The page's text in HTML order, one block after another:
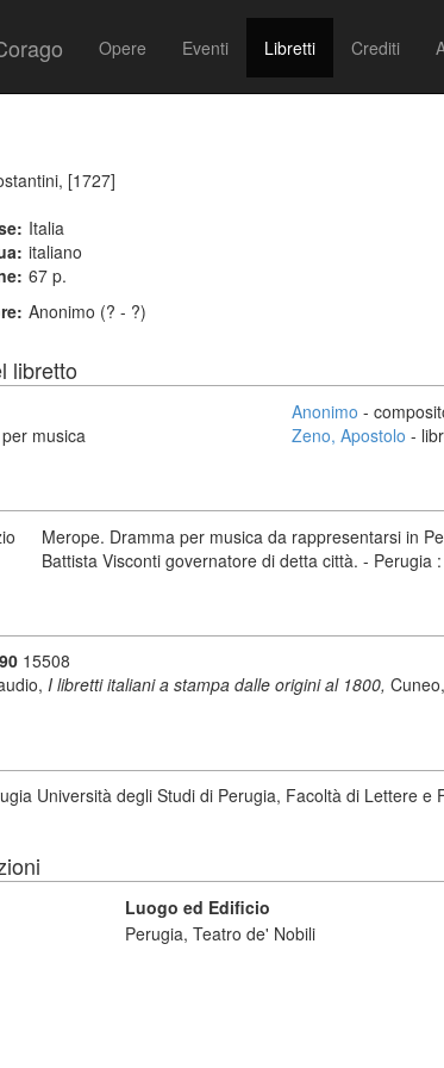
Opere Eventi Libretti Crediti
[1727]
Italia
italiano
67 p.
Anonimo (? - ?)
libretto
musica
Anonimo -
Zeno, Apostolo -
Merope. Dramma per musica da rappresentarsi in
Battista Visconti governatore di detta città. - Perugia
15508
I libretti italiani a stampa dalle origini al 1800,
Università degli Studi di Perugia, Facoltà di Lettere e
Luogo ed Edificio
Perugia, Teatro de' Nobili